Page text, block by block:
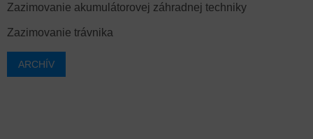
Zazimovanie akumulátorovej záhradnej techniky
Zazimovanie trávnika
ARCHÍV